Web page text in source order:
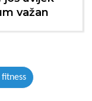
važan